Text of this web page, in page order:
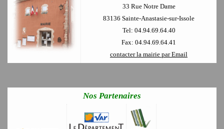
33 Rue Notre Dame
83136 Sainte-Anastasie-sur-Issole
Tel: 04.94.69.64.40
Fax: 04.94.69.64.41
contacter la mairie par Email
Nos Partenaires